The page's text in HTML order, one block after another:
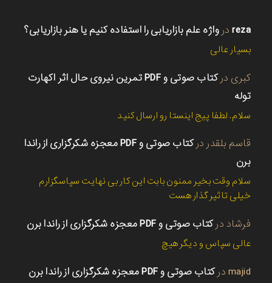
reza در واژه علم بازاریابی را استفاده کنیم یا هنر بازاریابی؟
بسیار عالی
کبری در
کتاب صوتی و PDF تمرین نیروی حال اثر اکهارت
توله
سلام. لطفا پیج اینستا رو ارسال کنید
قاسم بلقدر در
کتاب صوتی و PDF معجزه شکرگزاری از راندا
برن
سلام وقت بخیر ممنون بابت این کار بی نهایت سپاسگزارم
خیلی تاثیر گذار هست
فرشاد درکتاب صوتی و PDF معجزه شکرگزاری از راندا برن
عالی سپاس و دیگر هیچ
majid درکتاب صوتی و PDF معجزه شکرگزاری از راندا برن